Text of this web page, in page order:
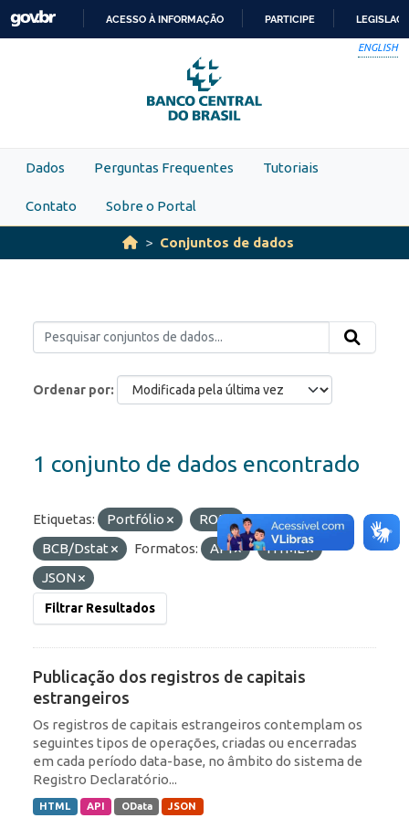
Skip to main content
PARA
O
CONTEÚDO
ACESSO À INFORMAÇÃO PARTICIPE
ENGLISH
Dados Perguntas Frequentes Tutoriais
Contato Sobre o Portal
Conjuntos de dados
Ordenar por
1 conjunto de dados encontrado
Etiquetas: Portfólio ROF
Organizações:
BCB/Dstat
Formatos: API
HTML
JSON
Filtrar Resultados
Publicação dos registros de capitais
estrangeiros
Os registros de capitais estrangeiros contemplam os
seguintes tipos de operações, criadas ou encerradas
em cada período data-base, no âmbito do sistema de
Registro Declaratório...
HTML API OData JSON